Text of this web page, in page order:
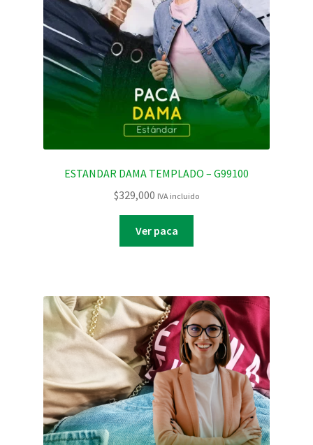
ESTANDAR DAMA TEMPLADO – G99100
$329,000 IVA incluido
Ver paca